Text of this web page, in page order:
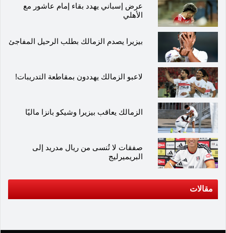
عرض إسباني يهدد بقاء إمام عاشور مع
الأهلي
بيزيرا يصدم الزمالك بطلب الرحيل المفاجئ
لاعبو الزمالك يهددون بمقاطعة التدريبات!
الزمالك يعاقب بيزيرا وشيكو بانزا ماليًا
صفقات لا تُنسى من ريال مدريد إلى
البريميرليج
مقالات